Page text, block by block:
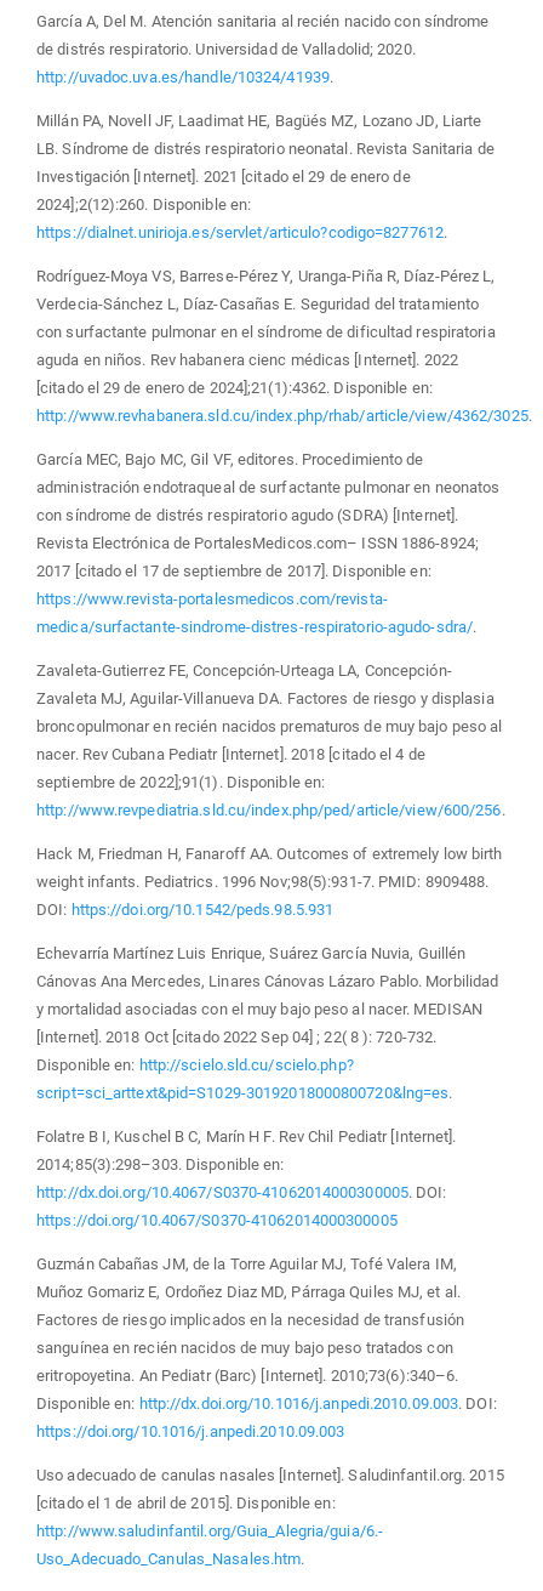
García A, Del M. Atención sanitaria al recién nacido con síndrome
de distrés respiratorio. Universidad de Valladolid; 2020.
http://uvadoc.uva.es/handle/10324/41939.
Millán PA, Novell JF, Laadimat HE, Bagüés MZ, Lozano JD, Liarte
LB. Síndrome de distrés respiratorio neonatal. Revista Sanitaria de
Investigación [Internet]. 2021 [citado el 29 de enero de
2024];2(12):260. Disponible en:
https://dialnet.unirioja.es/servlet/articulo?codigo=8277612.
Rodríguez-Moya VS, Barrese-Pérez Y, Uranga-Piña R, Díaz-Pérez L,
Verdecia-Sánchez L, Díaz-Casañas E. Seguridad del tratamiento
con surfactante pulmonar en el síndrome de dificultad respiratoria
aguda en niños. Rev habanera cienc médicas [Internet]. 2022
[citado el 29 de enero de 2024];21(1):4362. Disponible en:
http://www.revhabanera.sld.cu/index.php/rhab/article/view/4362/3025.
García MEC, Bajo MC, Gil VF, editores. Procedimiento de
administración endotraqueal de surfactante pulmonar en neonatos
con síndrome de distrés respiratorio agudo (SDRA) [Internet].
Revista Electrónica de PortalesMedicos.com– ISSN 1886-8924;
2017 [citado el 17 de septiembre de 2017]. Disponible en:
https://www.revista-portalesmedicos.com/revista-
medica/surfactante-sindrome-distres-respiratorio-agudo-sdra/.
Zavaleta-Gutierrez FE, Concepción-Urteaga LA, Concepción-
Zavaleta MJ, Aguilar-Villanueva DA. Factores de riesgo y displasia
broncopulmonar en recién nacidos prematuros de muy bajo peso al
nacer. Rev Cubana Pediatr [Internet]. 2018 [citado el 4 de
septiembre de 2022];91(1). Disponible en:
http://www.revpediatria.sld.cu/index.php/ped/article/view/600/256.
Hack M, Friedman H, Fanaroff AA. Outcomes of extremely low birth
weight infants. Pediatrics. 1996 Nov;98(5):931-7. PMID: 8909488.
DOI: https://doi.org/10.1542/peds.98.5.931
Echevarría Martínez Luis Enrique, Suárez García Nuvia, Guillén
Cánovas Ana Mercedes, Linares Cánovas Lázaro Pablo. Morbilidad
y mortalidad asociadas con el muy bajo peso al nacer. MEDISAN
[Internet]. 2018 Oct [citado 2022 Sep 04] ; 22( 8 ): 720-732.
Disponible en: http://scielo.sld.cu/scielo.php?
script=sci_arttext&pid=S1029-30192018000800720&lng=es.
Folatre B I, Kuschel B C, Marín H F. Rev Chil Pediatr [Internet].
2014;85(3):298–303. Disponible en:
http://dx.doi.org/10.4067/S0370-41062014000300005. DOI:
https://doi.org/10.4067/S0370-41062014000300005
Guzmán Cabañas JM, de la Torre Aguilar MJ, Tofé Valera IM,
Muñoz Gomariz E, Ordoñez Diaz MD, Párraga Quiles MJ, et al.
Factores de riesgo implicados en la necesidad de transfusión
sanguínea en recién nacidos de muy bajo peso tratados con
eritropoyetina. An Pediatr (Barc) [Internet]. 2010;73(6):340–6.
Disponible en: http://dx.doi.org/10.1016/j.anpedi.2010.09.003. DOI:
https://doi.org/10.1016/j.anpedi.2010.09.003
Uso adecuado de canulas nasales [Internet]. Saludinfantil.org. 2015
[citado el 1 de abril de 2015]. Disponible en:
http://www.saludinfantil.org/Guia_Alegria/guia/6.-
Uso_Adecuado_Canulas_Nasales.htm.